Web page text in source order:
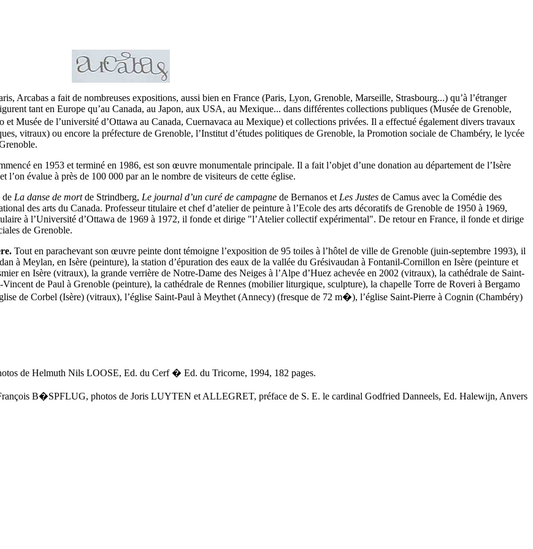
Arcabas a fait de nombreuses expositions, aussi bien en France (Paris, Lyon, Grenoble, Marseille, Strasbourg...) qu’à l’étranger
tant en Europe qu’au Canada, au Japon, aux USA, au Mexique... dans différentes collections publiques (Musée de Grenoble,
Musée de l’université d’Ottawa au Canada, Cuernavaca au Mexique) et collections privées. Il a effectué également divers travaux
vitraux) ou encore la préfecture de Grenoble, l’Institut d’études politiques de Grenoble, la Promotion sociale de Chambéry, le lycée
en 1953 et terminé en 1986, est son œuvre monumentale principale. Il a fait l’objet d’une donation au département de l’Isère
évalue à près de 100 000 par an le nombre de visiteurs de cette église.
de La danse de mortde Strindberg, Le journal d’un curé de campagne de Bernanos et Les Justes de Camus avec la Comédie des
des arts du Canada. Professeur titulaire et chef d’atelier de peinture à l’Ecole des arts décoratifs de Grenoble de 1950 à 1969,
à l’Université d’Ottawa de 1969 à 1972, il fonde et dirige "l’Atelier collectif expérimental". De retour en France, il fonde et dirige
de Grenoble.
Tout en parachevant son œuvre peinte dont témoigne l’exposition de 95 toiles à l’hôtel de ville de Grenoble (juin-septembre 1993), il
à Meylan, en Isère (peinture), la station d’épuration des eaux de la vallée du Grésivaudan à Fontanil-Cornillon en Isère (peinture et
en Isère (vitraux), la grande verrière de Notre-Dame des Neiges à l’Alpe d’Huez achevée en 2002 (vitraux), la cathédrale de Saint-
de Paul à Grenoble (peinture), la cathédrale de Rennes (mobilier liturgique, sculpture), la chapelle Torre de Roveri à Bergamo
de Corbel (Isère) (vitraux), l’église Saint-Paul à Meythet (Annecy) (fresque de 72 m�), l’église Saint-Pierre à Cognin (Chambéry)
de Helmuth Nils LOOSE, Ed. du Cerf � Ed. du Tricorne, 1994, 182 pages.
B�SPFLUG, photos de Joris LUYTEN et ALLEGRET, préface de S. E. le cardinal Godfried Danneels, Ed. Halewijn, Anvers